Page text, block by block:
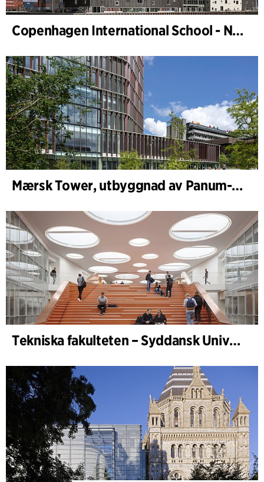
Copenhagen International School - Nordhavn
Mærsk Tower, utbyggnad av Panum-komplexet
Tekniska fakulteten – Syddansk Universitet, Odense